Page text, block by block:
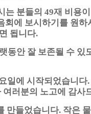
는 분들의 49재 비용
회에 보시하기를 원
됩니다.
동안 잘 보존될 수 있
일에 시작되었습니다.
러분의 노고에 감사
만들었습니다. 작은